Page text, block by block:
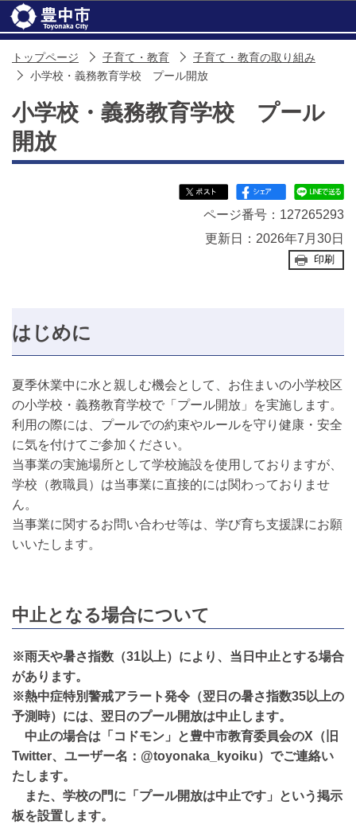
トップページ 子育て・教育
子育て・教育の取り組み
小学校・義務教育学校 プール開放
小学校・義務教育学校 プール
開放
ページ番号：127265293
更新日：2026年7月30日
印刷
はじめに
夏季休業中に水と親しむ機会として、お住まいの小学校区
の小学校・義務教育学校で「プール開放」を実施します。
利用の際には、プールでの約束やルールを守り健康・安全
に気を付けてご参加ください。
当事業の実施場所として学校施設を使用しておりますが、
学校（教職員）は当事業に直接的には関わっておりませ
ん。
当事業に関するお問い合わせ等は、学び育ち支援課にお願
いいたします。
中止となる場合について
※雨天や暑さ指数（31以上）により、当日中止とする場合
があります。
※熱中症特別警戒アラート発令（翌日の暑さ指数35以上の
予測時）には、翌日のプール開放は中止します。
中止の場合は「コドモン」と豊中市教育委員会のX（旧
Twitter、ユーザー名：@toyonaka_kyoiku）でご連絡い
たします。
また、学校の門に「プール開放は中止です」という掲示
板を設置します。